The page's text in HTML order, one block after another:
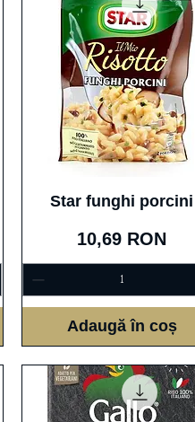
Afișare rapidă
Star funghi porcini
Preț
10,69 RON
Adaugă în coș